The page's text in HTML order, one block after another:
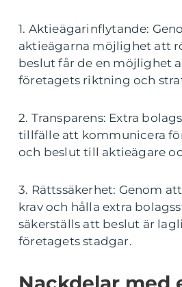
1. Aktieägarinflytande:
aktieägarna möjlighet att
beslut får de en möjlighet
företagets riktning och
2. Transparens: Extra
tillfälle att kommunicera
och beslut till aktieägare
3. Rättssäkerhet: Genom
krav och hålla extra
säkerställs att beslut är
företagets stadgar.